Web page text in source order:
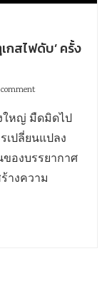
กสไฟดับ’ ครั้ง
ใหญ่ มืดมิดไป
เปลี่ยนแปลง
องบรรยากาศ
างความ